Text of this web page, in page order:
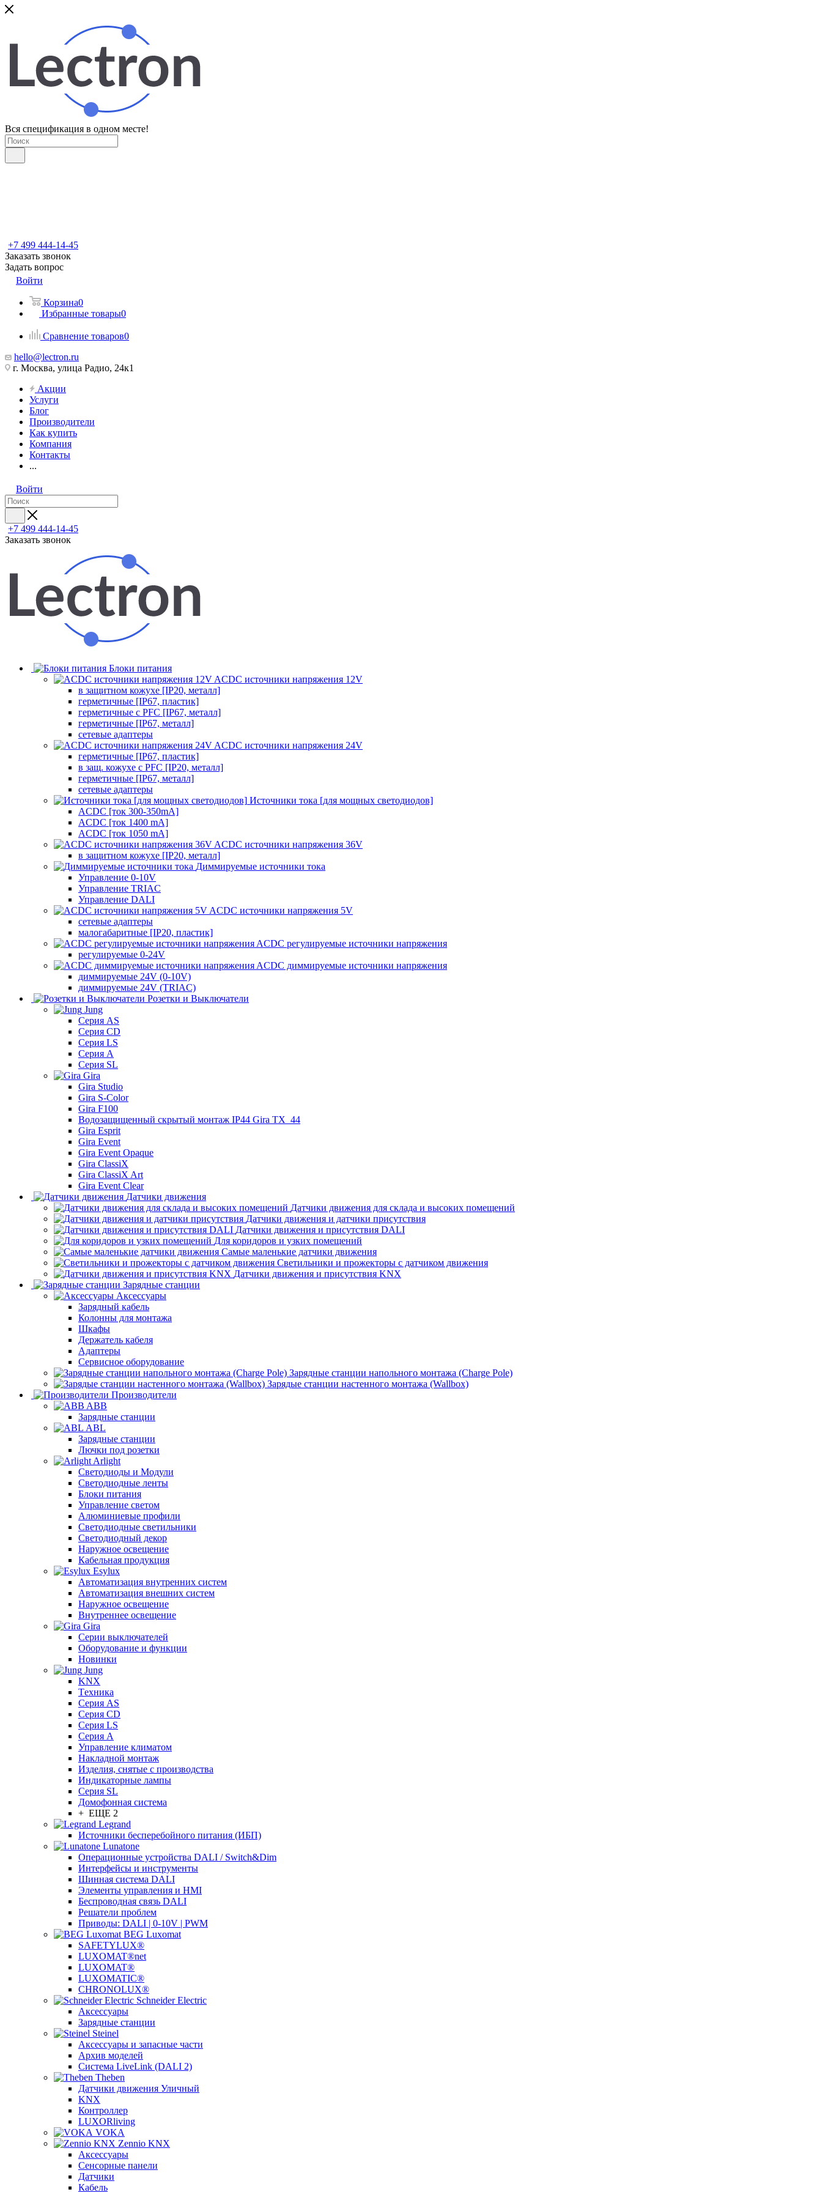
Вся спецификация в одном месте!
+7 499 444-14-45
Заказать звонок
Задать вопрос
Войти
Корзина0
Избранные товары0
Сравнение товаров0
hello@lectron.ru
г. Москва, улица Радио, 24к1
Акции
Услуги
Блог
Производители
Как купить
Компания
Контакты
...
Войти
+7 499 444-14-45
Заказать звонок
Блоки питания
ACDC источники напряжения 12V
в защитном кожухе [IP20, металл]
герметичные [IP67, пластик]
герметичные с PFC [IP67, металл]
герметичные [IP67, металл]
сетевые адаптеры
ACDC источники напряжения 24V
герметичные [IP67, пластик]
в защ. кожухе с PFC [IP20, металл]
герметичные [IP67, металл]
сетевые адаптеры
Источники тока [для мощных светодиодов]
ACDC [ток 300-350mA]
ACDC [ток 1400 mA]
ACDC [ток 1050 mA]
ACDC источники напряжения 36V
в защитном кожухе [IP20, металл]
Диммируемые источники тока
Управление 0-10V
Управление TRIAC
Управление DALI
ACDC источники напряжения 5V
сетевые адаптеры
малогабаритные [IP20, пластик]
ACDC регулируемые источники напряжения
регулируемые 0-24V
ACDC диммируемые источники напряжения
диммируемые 24V (0-10V)
диммируемые 24V (TRIAC)
Розетки и Выключатели
Jung
Серия AS
Серия CD
Серия LS
Серия A
Серия SL
Gira
Gira Studio
Gira S-Color
Gira F100
Водозащищенный скрытый монтаж IP44 Gira TX_44
Gira Esprit
Gira Event
Gira Event Opaque
Gira ClassiX
Gira ClassiX Art
Gira Event Clear
Датчики движения
Датчики движения для склада и высоких помещений
Датчики движения и датчики присутствия
Датчики движения и присутствия DALI
Для коридоров и узких помещений
Самые маленькие датчики движения
Светильники и прожекторы с датчиком движения
Датчики движения и присутствия KNX
Зарядные станции
Аксессуары
Зарядный кабель
Колонны для монтажа
Шкафы
Держатель кабеля
Адаптеры
Сервисное оборудование
Зарядные станции напольного монтажа (Charge Pole)
Зарядые станции настенного монтажа (Wallbox)
Производители
ABB
Зарядные станции
ABL
Зарядные станции
Лючки под розетки
Arlight
Светодиоды и Модули
Светодиодные ленты
Блоки питания
Управление светом
Алюминиевые профили
Светодиодные светильники
Светодиодный декор
Наружное освещение
Кабельная продукция
Esylux
Автоматизация внутренних систем
Автоматизация внешних систем
Наружное освещение
Внутреннее освещение
Gira
Серии выключателей
Оборудование и функции
Новинки
Jung
KNX
Tехника
Серия AS
Серия CD
Серия LS
Серия A
Управление климатом
Накладной монтаж
Изделия, снятые с производства
Индикаторные лампы
Серия SL
Домофонная система
+ ЕЩЕ 2
Legrand
Источники бесперебойного питания (ИБП)
Lunatone
Операционные устройства DALI / Switch&Dim
Интерфейсы и инструменты
Шинная система DALI
Элементы управления и HMI
Беспроводная связь DALI
Решатели проблем
Приводы: DALI | 0-10V | PWM
BEG Luxomat
SAFETYLUX®
LUXOMAT®net
LUXOMAT®
LUXOMATIC®
CHRONOLUX®
Schneider Electric
Аксессуары
Зарядные станции
Steinel
Аксессуары и запасные части
Архив моделей
Система LiveLink (DALI 2)
Theben
Датчики движения Уличный
KNX
Контроллер
LUXORliving
VOKA
Zennio KNX
Аксессуары
Сенсорные панели
Датчики
Кабель